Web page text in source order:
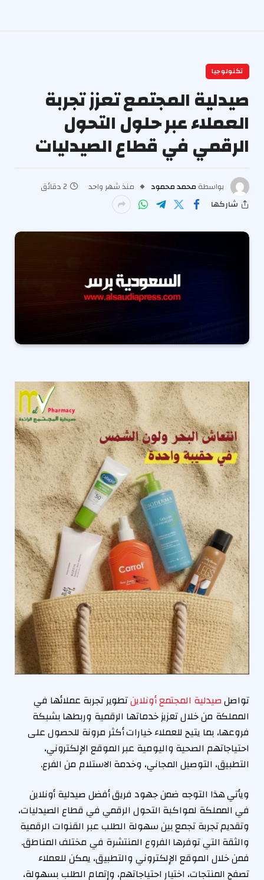
تكنولوجيا
صيدلية المجتمع تعزز تجربة
العملاء عبر حلول التحول
الرقمي في قطاع الصيدليات
بواسطة محمد محمود منذ شهر واحد
2 دقائق
شاركها
تواصلصيدلية المجتمع أونلاينتطوير تجربة عملائها في
المملكة من خلال تعزيز خدماتها الرقمية وربطها بشبكة
فروعها، بما يتيح للعملاء خيارات أكثر مرونة للحصول على
احتياجاتهم الصحية واليومية عبر الموقع الإلكتروني،
التطبيق، التوصيل المجاني، وخدمة الاستلام من الفرع.
ويأتي هذا التوجه ضمن جهود فريق أفضل صيدلية أونلاين
في المملكة لمواكبة التحول الرقمي في قطاع الصيدليات،
وتقديم تجربة تجمع بين سهولة الطلب عبر القنوات الرقمية
والثقة التي توفرها الفروع المنتشرة في مختلف المناطق.
فمن خلال الموقع الإلكتروني والتطبيق، يمكن للعملاء
تصفح المنتجات، اختيار احتياجاتهم، وإتمام الطلب بسهولة،